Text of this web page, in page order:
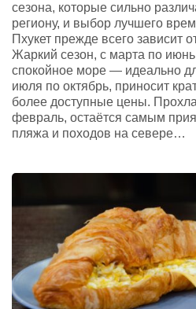
сезона, которые сильно
региону, и выбор лучшего
Пхукет прежде всего зависит
Жаркий сезон, с марта по
спокойное море — идеально
июля по октябрь, приносит
более доступные цены.
февраль, остаётся самым
пляжа и походов на севере…